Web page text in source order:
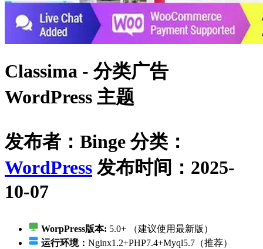
Classima - 分类广告
WordPress 主题
发布者：Binge 分类：
WordPress 发布时间：2025-
10-07
WorpPress版本: 5.0+ （建议使用最新版）
运行环境： Nginx1.2+PHP7.4+Myql5.7（推荐）